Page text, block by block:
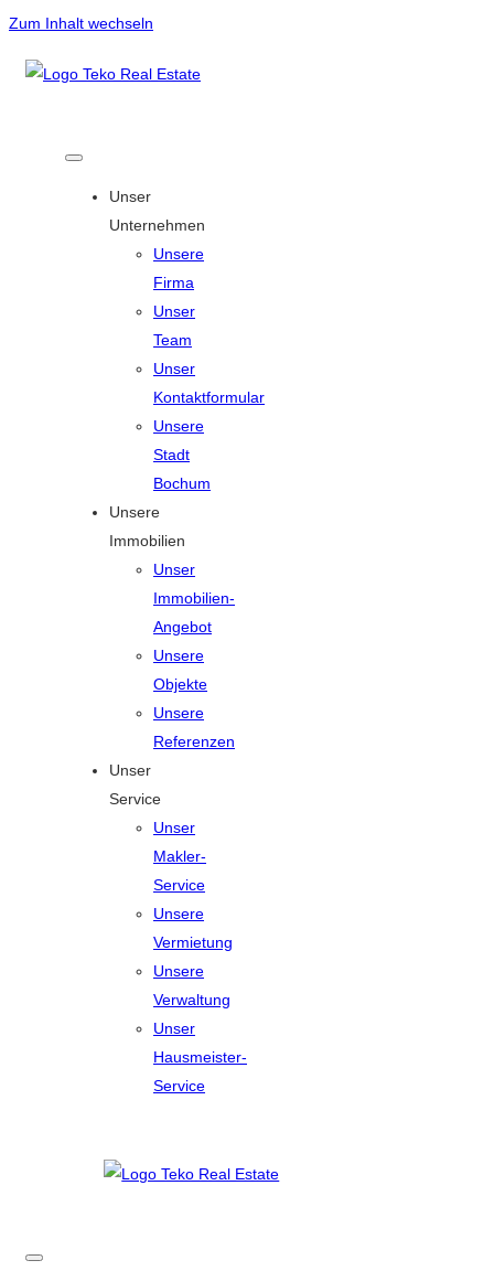
Zum Inhalt wechseln
Unser
Unternehmen
Unsere
Firma
Unser
Team
Unser
Kontaktformular
Unsere
Stadt
Bochum
Unsere
Immobilien
Unser
Immobilien-
Angebot
Unsere
Objekte
Unsere
Referenzen
Unser
Service
Unser
Makler-
Service
Unsere
Vermietung
Unsere
Verwaltung
Unser
Hausmeister-
Service